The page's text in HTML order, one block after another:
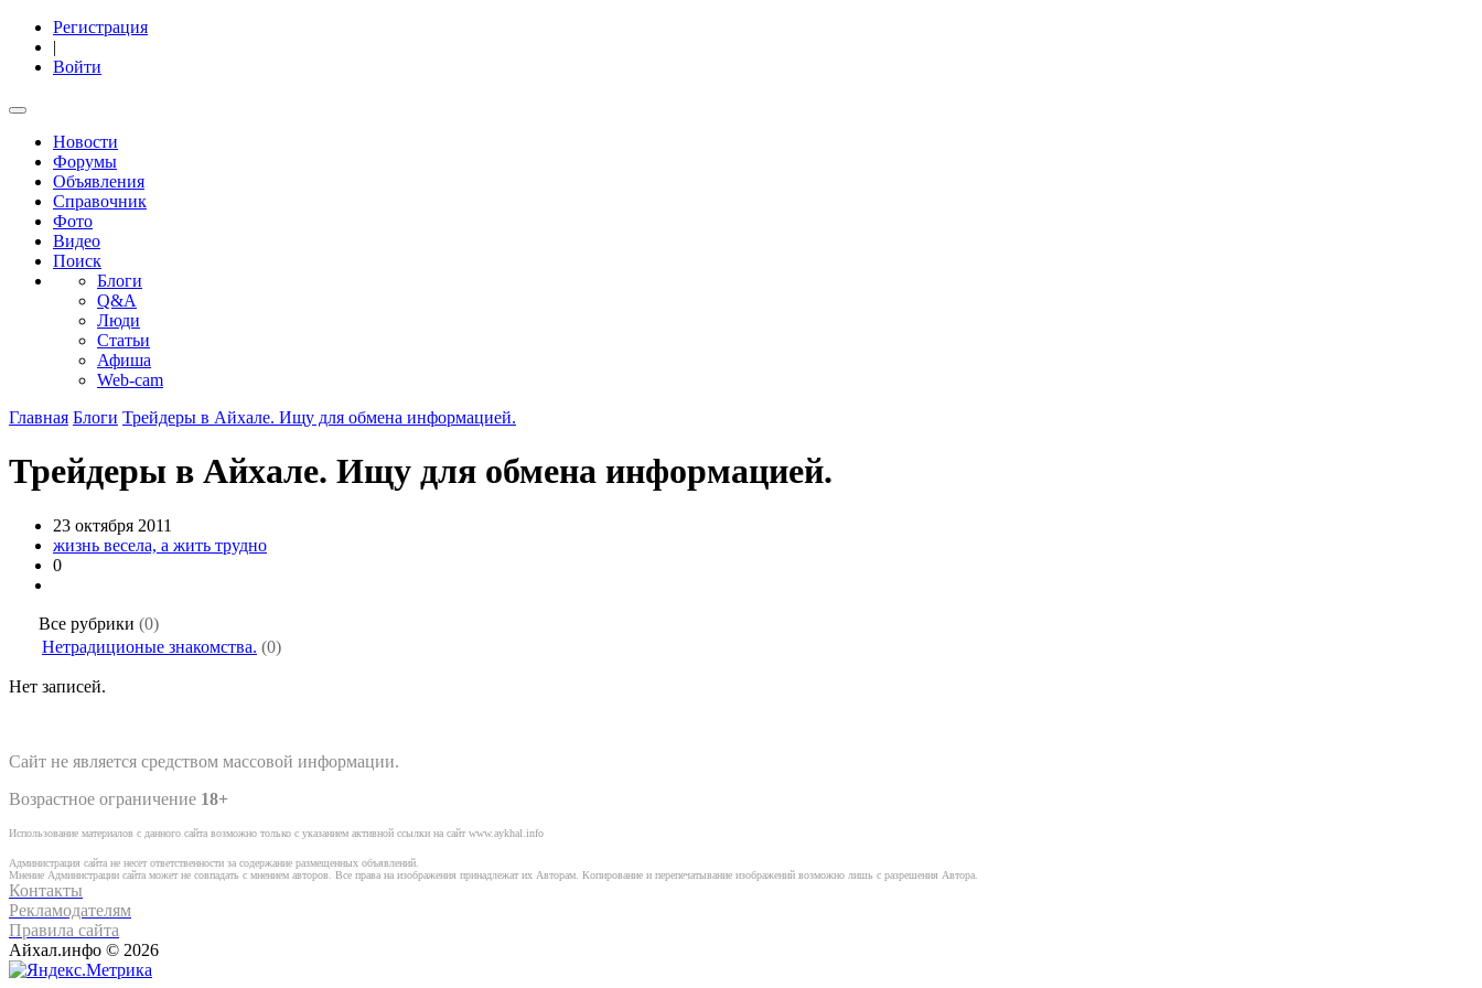
Регистрация
|
Войти
Новости
Форумы
Объявления
Справочник
Фото
Видео
Поиск
Блоги
Q&A
Люди
Статьи
Афиша
Web-cam
Главная Блоги Трейдеры в Айхале. Ищу для обмена информацией.
Трейдеры в Айхале. Ищу для обмена информацией.
23 октября 2011
жизнь весела, а жить трудно
0
Все рубрики (0)
Нетрадиционые знакомства. (0)
Нет записей.
Сайт не является средством массовой информации.
Возрастное ограничение 18+
Использование материалов с данного сайта возможно только с указанием активной ссылки на сайт www.aykhal.info
Администрация сайта не несет ответственности за содержание размещенных объявлений.
Мнение Администрации сайта может не совпадать с мнением авторов. Все права на изображения принадлежат их Авторам. Копирование и перепечатывание изображений возможно лишь с разрешения Автора.
Контакты
Рекламодателям
Правила сайта
Айхал.инфо © 2026